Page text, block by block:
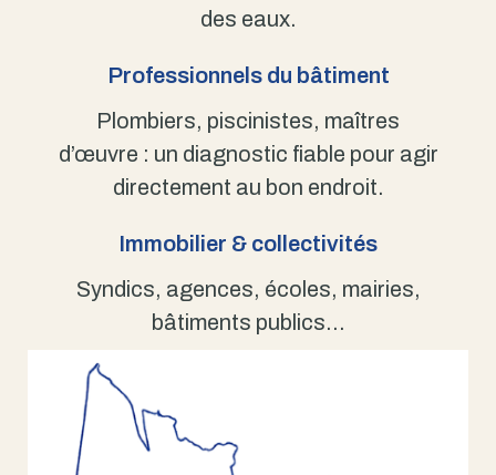
des eaux.
Professionnels du bâtiment
Plombiers, piscinistes, maîtres
d’œuvre : un diagnostic fiable pour agir
directement au bon endroit.
Immobilier & collectivités
Syndics, agences, écoles, mairies,
bâtiments publics…